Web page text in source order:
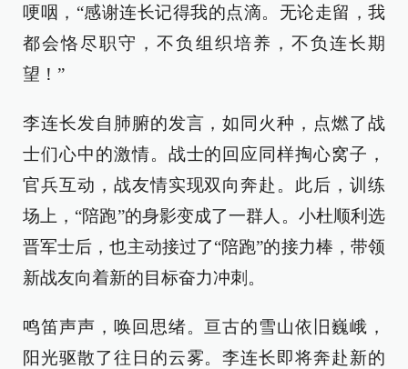
哽咽，“感谢连长记得我的点滴。无论走留，我
都会恪尽职守，不负组织培养，不负连长期
望！”
李连长发自肺腑的发言，如同火种，点燃了战
士们心中的激情。战士的回应同样掏心窝子，
官兵互动，战友情实现双向奔赴。此后，训练
场上，“陪跑”的身影变成了一群人。小杜顺利选
晋军士后，也主动接过了“陪跑”的接力棒，带领
新战友向着新的目标奋力冲刺。
鸣笛声声，唤回思绪。亘古的雪山依旧巍峨，
阳光驱散了往日的云雾。李连长即将奔赴新的